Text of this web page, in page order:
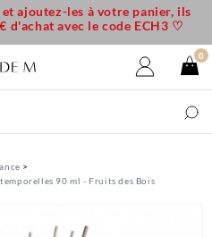
90 ml - Fruits des Bois
ajoutez-les à votre panier, ils
d'achat avec le code ECH3 ♡
0